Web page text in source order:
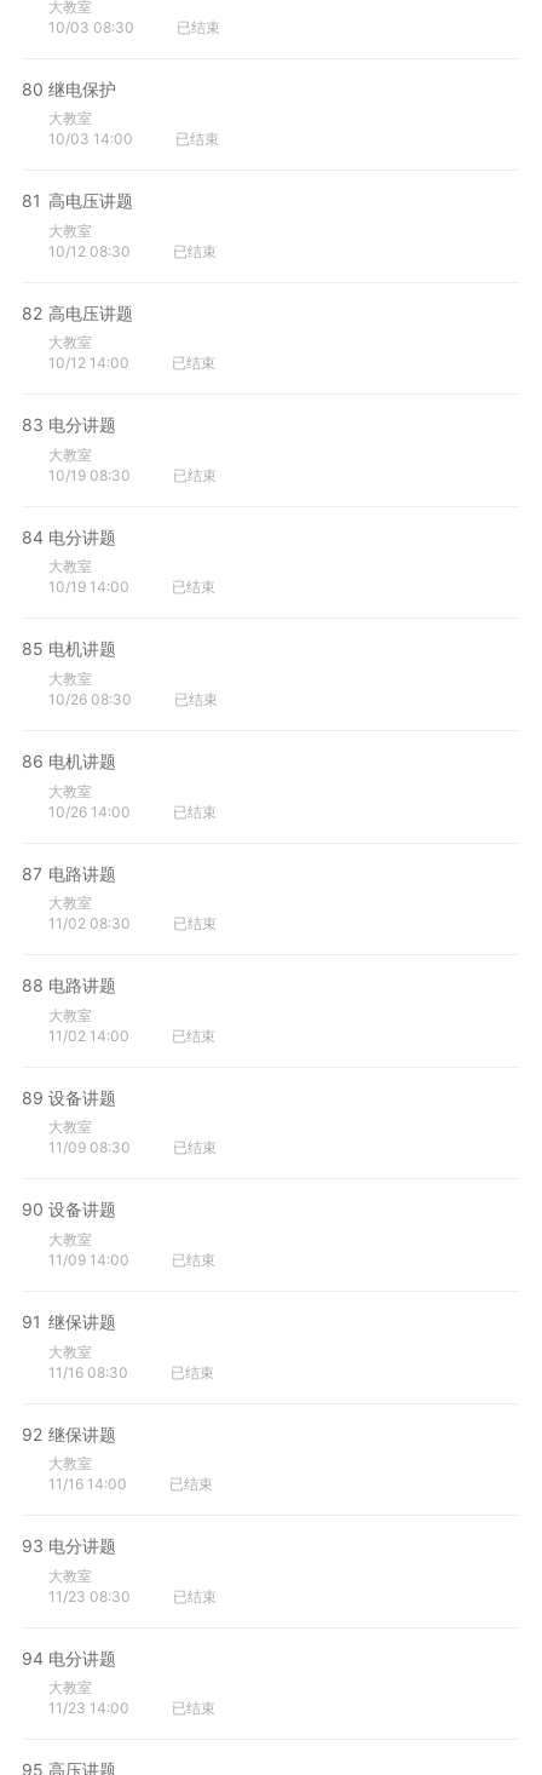
大教室
10/03 08:30
已结束
80 继电保护
大教室
10/03 14:00
已结束
81 高电压讲题
大教室
10/12 08:30
已结束
82 高电压讲题
大教室
10/12 14:00
已结束
83 电分讲题
大教室
10/19 08:30
已结束
84 电分讲题
大教室
10/19 14:00
已结束
85 电机讲题
大教室
10/26 08:30
已结束
86 电机讲题
大教室
10/26 14:00
已结束
87 电路讲题
大教室
11/02 08:30
已结束
88 电路讲题
大教室
11/02 14:00
已结束
89 设备讲题
大教室
11/09 08:30
已结束
90 设备讲题
大教室
11/09 14:00
已结束
91 继保讲题
大教室
11/16 08:30
已结束
92 继保讲题
大教室
11/16 14:00
已结束
93 电分讲题
大教室
11/23 08:30
已结束
94 电分讲题
大教室
11/23 14:00
已结束
95 高压讲题